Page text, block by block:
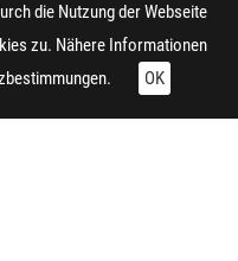
die Nutzung der Webseite
zu. Nähere Informationen
OK